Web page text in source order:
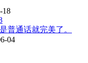
18
普通话就完美了。
04